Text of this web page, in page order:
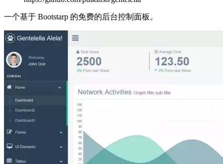
一个基于 Bootstarp 的免费的后台控制面板。